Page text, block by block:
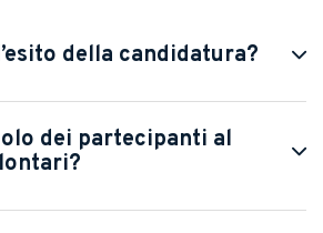
della candidatura?
dei partecipanti al